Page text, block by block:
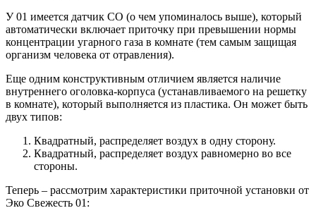
У 01 имеется датчик СО (о чем упоминалось выше), который
автоматически включает приточку при превышении нормы
концентрации угарного газа в комнате (тем самым защищая
организм человека от отравления).
Еще одним конструктивным отличием является наличие
внутреннего оголовка-корпуса (устанавливаемого на решетку
в комнате), который выполняется из пластика. Он может быть
двух типов:
Квадратный, распределяет воздух в одну сторону.
Квадратный, распределяет воздух равномерно во все
стороны.
Теперь – рассмотрим характеристики приточной установки от
Эко Свежесть 01: